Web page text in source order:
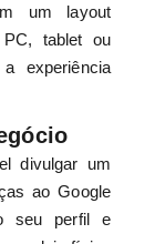
um layout
tablet ou
experiência
divulgar um
ao Google
seu perfil e